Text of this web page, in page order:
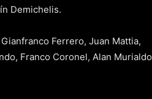
Demichelis.
Ferrero, Juan Mattia,
Franco Coronel, Alan Murialdo